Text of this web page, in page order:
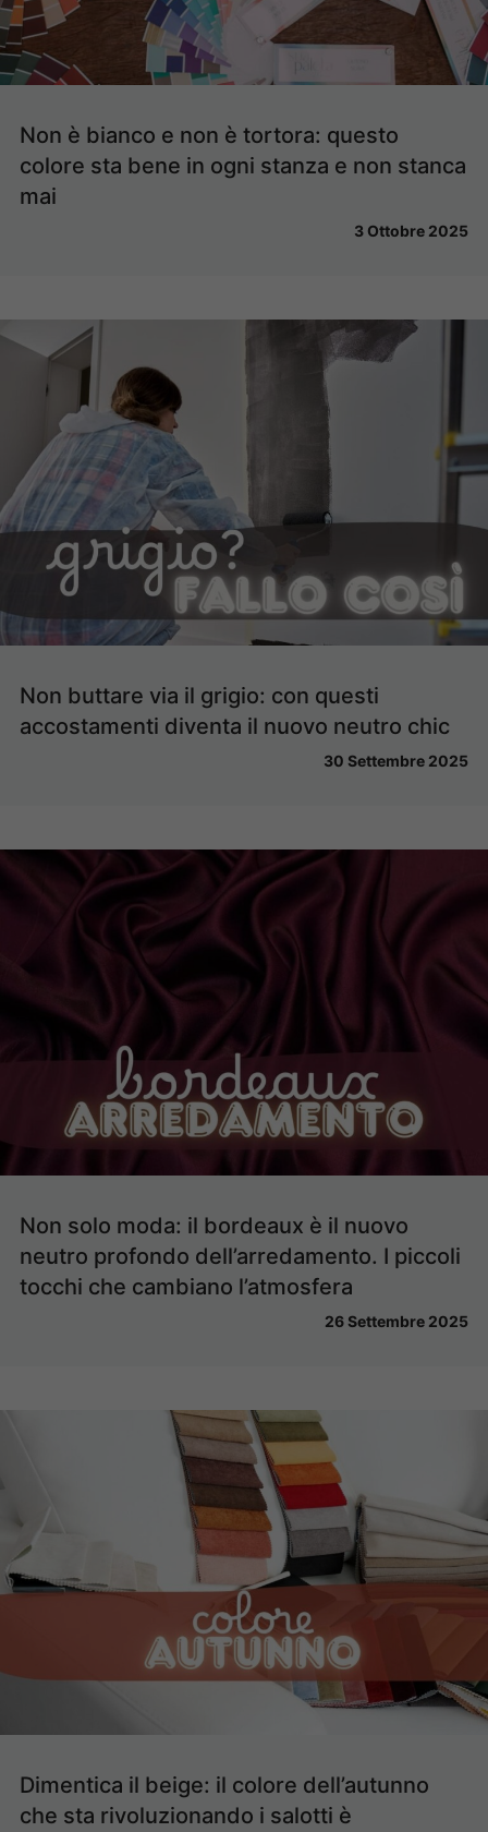
Non è bianco e non è tortora: questo
colore sta bene in ogni stanza e non stanca
mai
3 Ottobre 2025
Non buttare via il grigio: con questi
accostamenti diventa il nuovo neutro chic
30 Settembre 2025
Non solo moda: il bordeaux è il nuovo
neutro profondo dell’arredamento. I piccoli
tocchi che cambiano l’atmosfera
26 Settembre 2025
Dimentica il beige: il colore dell’autunno
che sta rivoluzionando i salotti è